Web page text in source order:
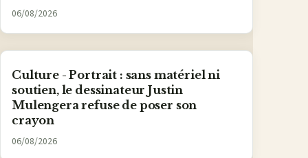
06/08/2026
Culture - Portrait : sans matériel ni
soutien, le dessinateur Justin
Mulengera refuse de poser son
crayon
06/08/2026